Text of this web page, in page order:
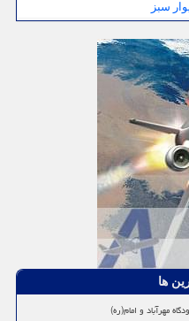
سبز
ها
مهرآباد و امام(ره)